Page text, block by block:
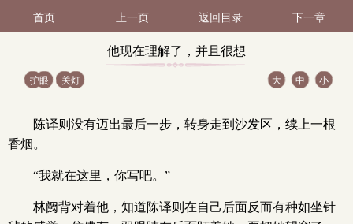
首页 上一页 返回目录 下一章
他现在理解了，并且很想
护眼 关灯 大 中 小
陈译则没有迈出最后一步，转身走到沙发区，续上一根
香烟。
“我就在这里，你写吧。”
林阙背对着他，知道陈译则在自己后面反而有种如坐针